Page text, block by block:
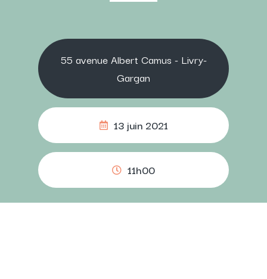
55 avenue Albert Camus - Livry-
Gargan
13 juin 2021
11h00